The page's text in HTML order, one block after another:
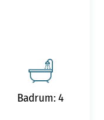
Badrum: 4